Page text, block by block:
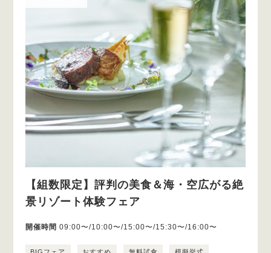
【組数限定】評判の美食＆海・空広がる絶
景リゾート体験フェア
開催時間 09:00〜/10:00〜/15:00〜/15:30〜/16:00〜